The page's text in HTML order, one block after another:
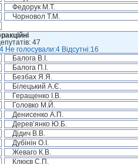
Федорук М.Т.
Чорновол Т.М.
47
голосували:4 Відсутні:16
Балога В.І.
Балога П.І.
Безбах Я.Я.
Білецький А.Є.
Геращенко І.В.
Головко М.Й.
Денисенко А.П.
Дерев’янко Ю.Б.
Дідич В.В.
Дубінін О.І.
Жеваго К.В.
Клюєв С.П.